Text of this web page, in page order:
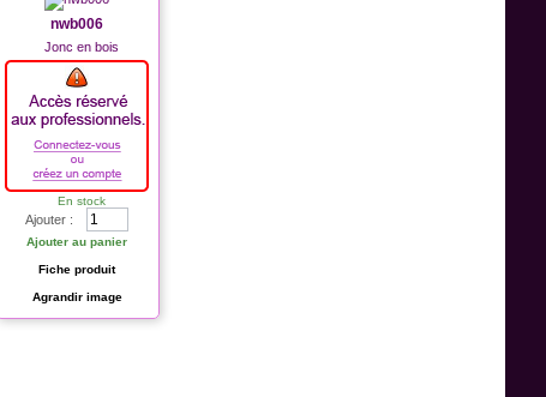
nwb006
Jonc en bois
En stock
Ajouter :
Ajouter au panier
Fiche produit
Agrandir image